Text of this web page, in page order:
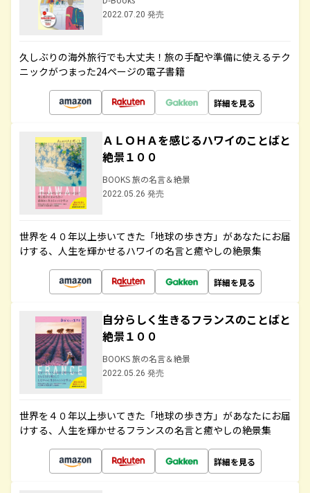
2022.07.20 発売
久しぶりの海外旅行でも大丈夫！旅の手配や準備に使えるテク
ニックがつまった24ページの電子書籍
詳細を見る
ＡＬＯＨＡを感じるハワイのことばと
絶景１００
BOOKS 旅の名言＆絶景
2022.05.26 発売
世界を４０年以上歩いてきた「地球の歩き方」があなたにお届
けする、人生を輝かせるハワイの名言と癒やしの絶景集
詳細を見る
自分らしく生きるフランスのことばと
絶景１００
BOOKS 旅の名言＆絶景
2022.05.26 発売
世界を４０年以上歩いてきた「地球の歩き方」があなたにお届
けする、人生を輝かせるフランスの名言と癒やしの絶景集
詳細を見る